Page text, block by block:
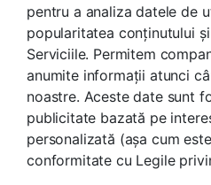
pentru a analiza datele de
popularitatea conținutului
Serviciile. Permitem
anumite informații atunci
noastre. Aceste date sunt
publicitate bazată pe
personalizată (așa cum
conformitate cu Legile